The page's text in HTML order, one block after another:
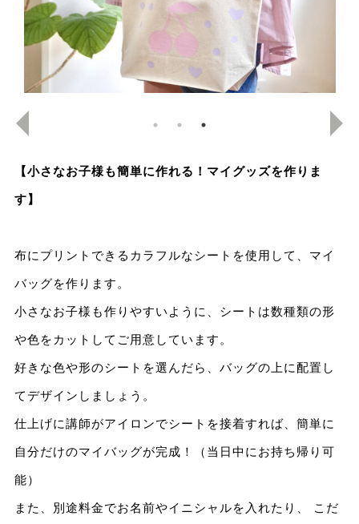
【小さなお子様も簡単に作れる！マイグッズを作りま
す】
布にプリントできるカラフルなシートを使用して、マイ
バッグを作ります。
小さなお子様も作りやすいように、シートは数種類の形
や色をカットしてご用意しています。
好きな色や形のシートを選んだら、バッグの上に配置し
てデザインしましょう。
仕上げに講師がアイロンでシートを接着すれば、簡単に
自分だけのマイバッグが完成！（当日中にお持ち帰り可
能）
また、別途料金でお名前やイニシャルを入れたり、 こだ